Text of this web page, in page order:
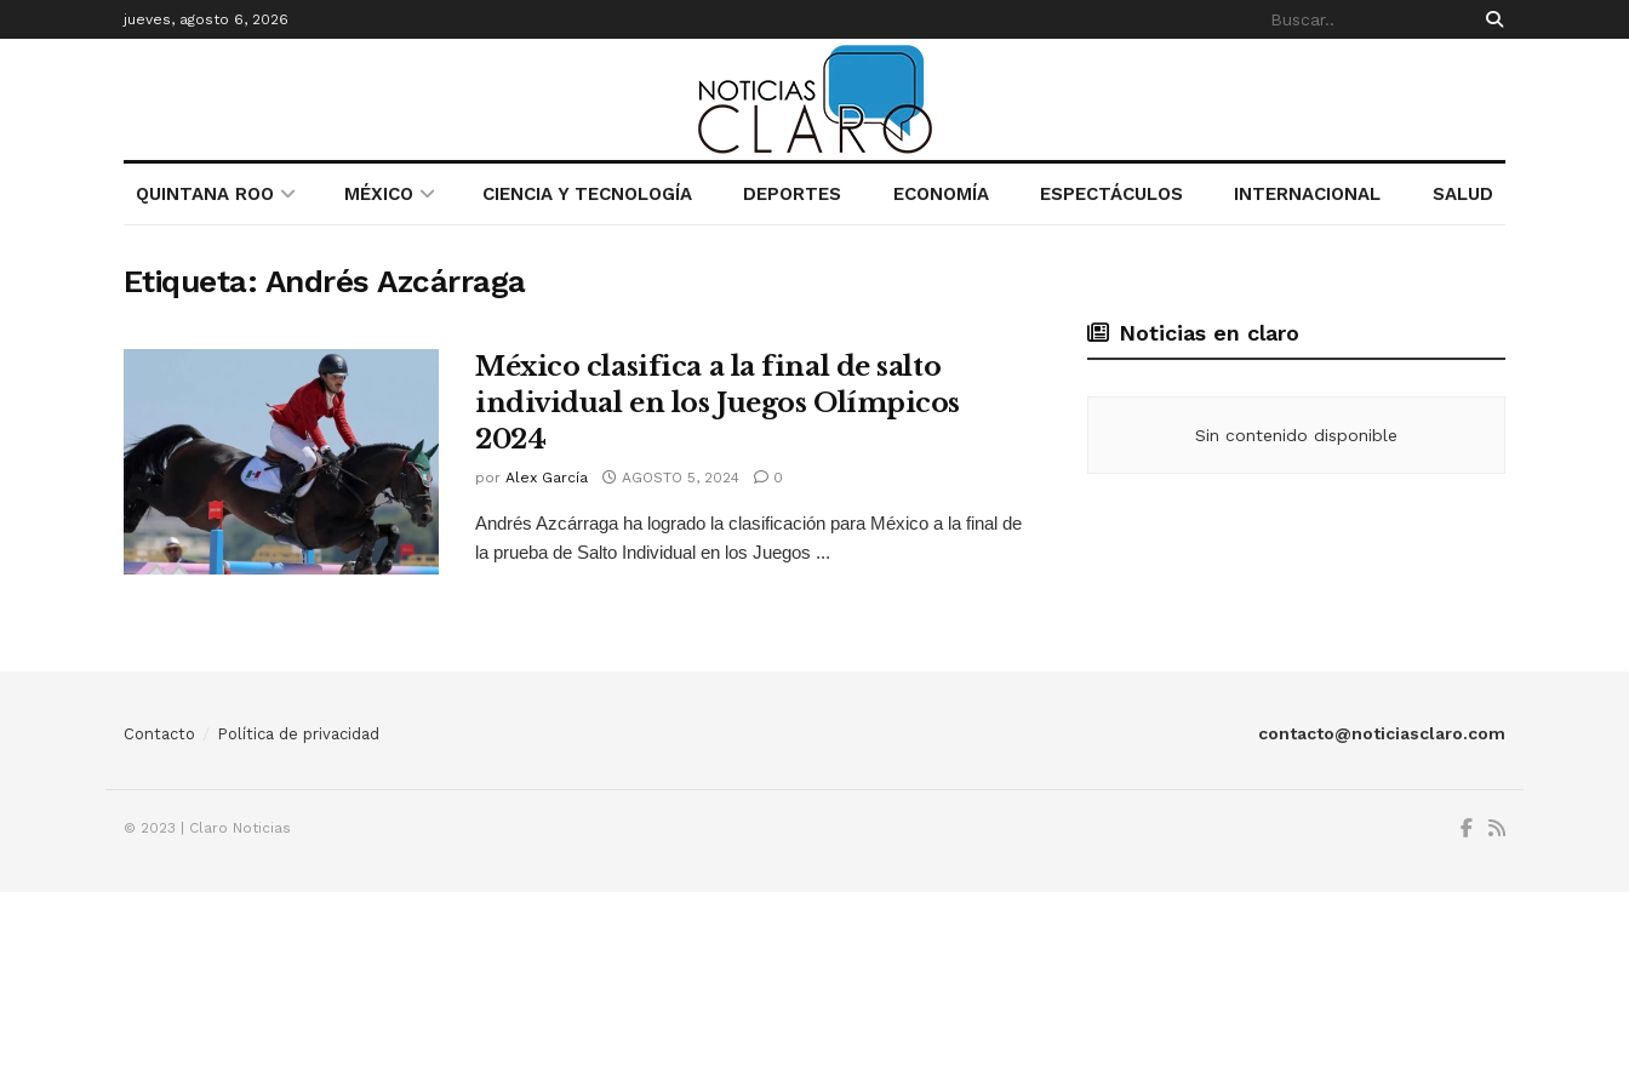
jueves, agosto 6, 2026
QUINTANA ROO MÉXICO CIENCIA Y TECNOLOGÍA DEPORTES ECONOMÍA ESPECTÁCULOS INTERNACIONAL SALUD
Etiqueta: Andrés Azcárraga
México clasifica a la final de salto
individual en los Juegos Olímpicos
2024
por Alex García AGOSTO 5, 2024 0
Andrés Azcárraga ha logrado la clasificación para México a la final de
la prueba de Salto Individual en los Juegos ...
Noticias en claro
Sin contenido disponible
Contacto Política de privacidad contacto@noticiasclaro.com
© 2023 | Claro Noticias